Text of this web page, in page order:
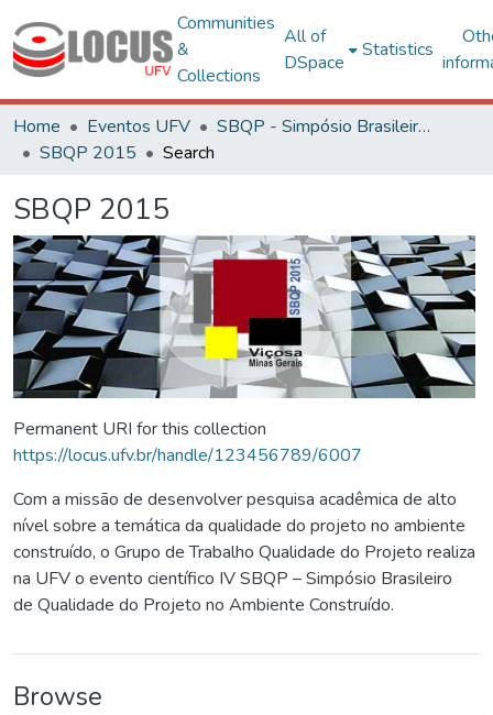
Communities
&
Collections
All of
DSpace
Statistics
Home Eventos UFV
SBQP - Simpósio Brasileiro de Qualidade do Projeto no Ambiente Construído
SBQP 2015
Search
SBQP 2015
Permanent URI for this collection
https://locus.ufv.br/handle/123456789/6007
Com a missão de desenvolver pesquisa acadêmica de alto
nível sobre a temática da qualidade do projeto no ambiente
construído, o Grupo de Trabalho Qualidade do Projeto realiza
na UFV o evento científico IV SBQP – Simpósio Brasileiro
de Qualidade do Projeto no Ambiente Construído.
Browse